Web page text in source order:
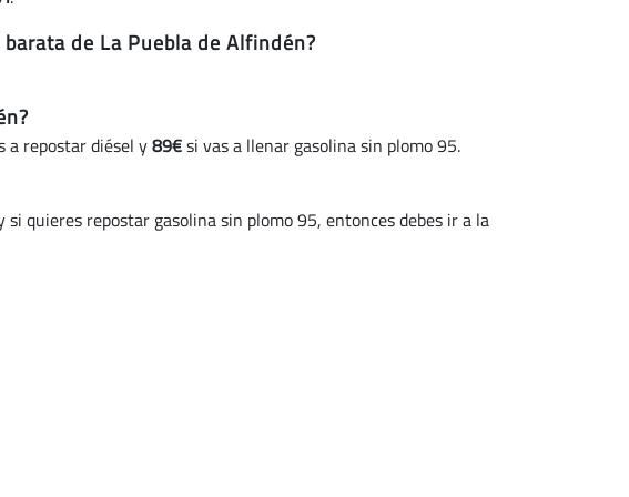
de La Puebla de Alfindén?
a repostar diésel y89€si vas a llenar gasolina sin plomo 95.
si quieres repostar gasolina sin plomo 95, entonces debes ir a la